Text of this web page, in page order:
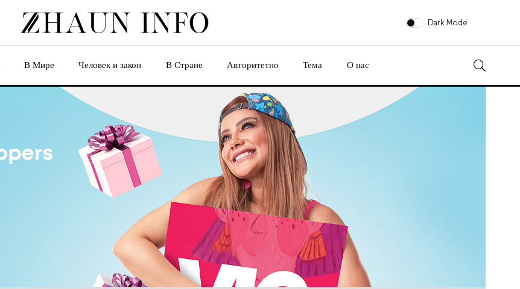
Dark Mode
В Мире Человек и закон В Стране Авторитетно Тема О нас